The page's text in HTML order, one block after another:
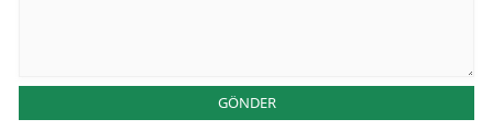
GÖNDER